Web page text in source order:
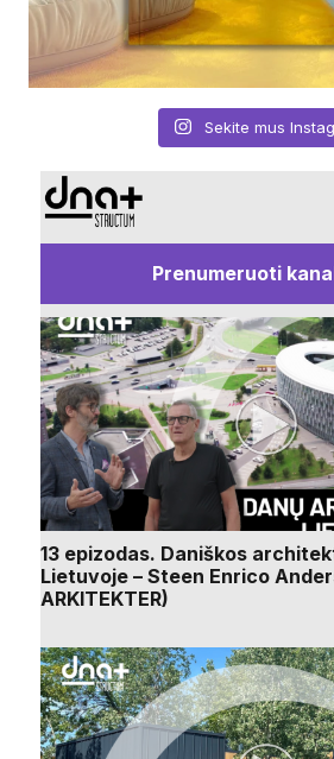
Sekite mus
Prenumeruoti
13 epizodas. Daniškos
Lietuvoje – Steen Enrico
ARKITEKTER)